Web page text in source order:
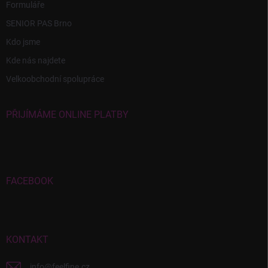
Formuláře
SENIOR PAS Brno
Kdo jsme
Kde nás najdete
Velkoobchodní spolupráce
PŘIJÍMÁME ONLINE PLATBY
FACEBOOK
KONTAKT